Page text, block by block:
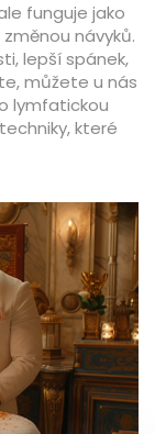
funguje jako
návyků.
lepší spánek,
můžete u nás
lymfatickou
které